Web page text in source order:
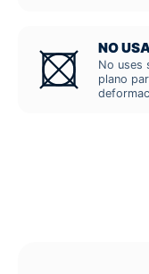
NO
No uses
plano